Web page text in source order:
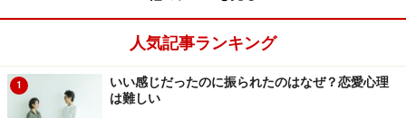
人気記事ランキング
1
いい感じだったのに振られたのはなぜ？恋愛心理
は難しい